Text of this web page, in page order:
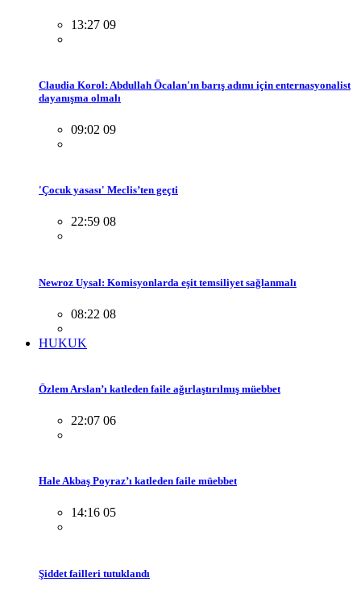
13:27 09
Claudia Korol: Abdullah Öcalan'ın barış adımı için enternasyonalist
dayanışma olmalı
09:02 09
'Çocuk yasası' Meclis’ten geçti
22:59 08
Newroz Uysal: Komisyonlarda eşit temsiliyet sağlanmalı
08:22 08
HUKUK
Özlem Arslan’ı katleden faile ağırlaştırılmış müebbet
22:07 06
Hale Akbaş Poyraz’ı katleden faile müebbet
14:16 05
Şiddet failleri tutuklandı